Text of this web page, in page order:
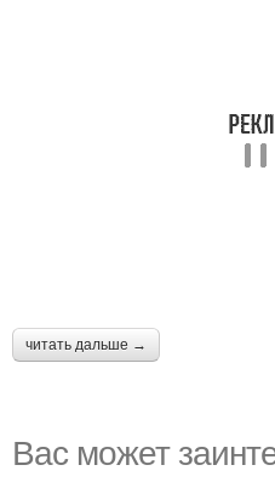
читать дальше →
Вас может